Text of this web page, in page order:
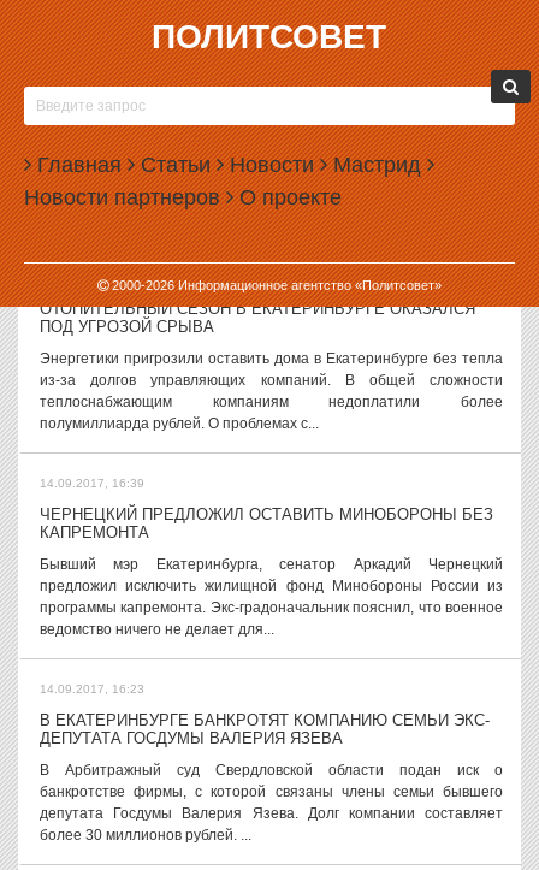
ПОЛИТСОВЕТ
Главная Статьи Новости Мастрид
Новости партнеров О проекте
2000-2026Информационное агентство «Политсовет»
14.09.2017, 17:56
РОССИЯНЕ ЗА ЧЕТЫРЕ ГОДА ЛИШИЛИСЬ ДЕСЯТОЙ ЧАСТИ
ДОХОДОВ
За последние четыре года россияне потеряли часть реальных
доходов и пенсий. Исследование о социально-экономическом
положении населения провел Институт социального анализа и
прогнозирования при...
14.09.2017, 17:06
ОТОПИТЕЛЬНЫЙ СЕЗОН В ЕКАТЕРИНБУРГЕ ОКАЗАЛСЯ
ПОД УГРОЗОЙ СРЫВА
Энергетики пригрозили оставить дома в Екатеринбурге без тепла
из-за долгов управляющих компаний. В общей сложности
теплоснабжающим компаниям недоплатили более
полумиллиарда рублей. О проблемах с...
14.09.2017, 16:39
ЧЕРНЕЦКИЙ ПРЕДЛОЖИЛ ОСТАВИТЬ МИНОБОРОНЫ БЕЗ
КАПРЕМОНТА
Бывший мэр Екатеринбурга, сенатор Аркадий Чернецкий
предложил исключить жилищной фонд Минобороны России из
программы капремонта. Экс-градоначальник пояснил, что военное
ведомство ничего не делает для...
14.09.2017, 16:23
В ЕКАТЕРИНБУРГЕ БАНКРОТЯТ КОМПАНИЮ СЕМЬИ ЭКС-
ДЕПУТАТА ГОСДУМЫ ВАЛЕРИЯ ЯЗЕВА
В Арбитражный суд Свердловской области подан иск о
банкротстве фирмы, с которой связаны члены семьи бывшего
депутата Госдумы Валерия Язева. Долг компании составляет
более 30 миллионов рублей. ...